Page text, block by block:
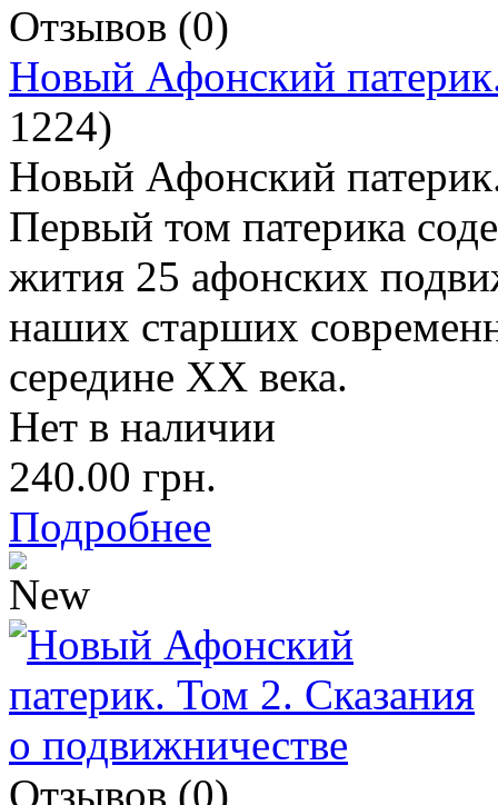
Отзывов (0)
Новый Афонский
1224)
Новый Афонский
Первый том патерика
жития 25 афонских
наших старших
середине XX века.
Нет в наличии
240.00 грн.
Подробнее
Отзывов (0)